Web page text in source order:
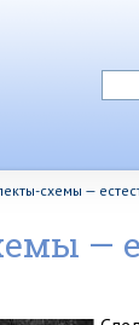
схемы —
—